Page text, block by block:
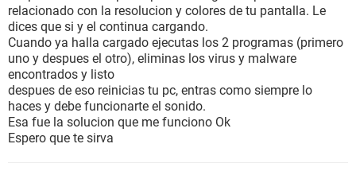
relacionado con la resolucion y colores de tu pantalla. Le
dices que si y el continua cargando.
Cuando ya halla cargado ejecutas los 2 programas (primero
uno y despues el otro), eliminas los virus y malware
encontrados y listo
despues de eso reinicias tu pc, entras como siempre lo
haces y debe funcionarte el sonido.
Esa fue la solucion que me funciono Ok
Espero que te sirva